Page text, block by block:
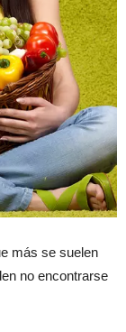
más se suelen
no encontrarse